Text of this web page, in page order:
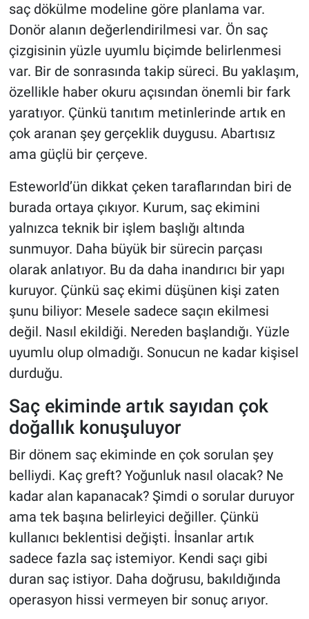
saç dökülme modeline göre planlama var.
Donör alanın değerlendirilmesi var. Ön saç
çizgisinin yüzle uyumlu biçimde belirlenmesi
var. Bir de sonrasında takip süreci. Bu yaklaşım,
özellikle haber okuru açısından önemli bir fark
yaratıyor. Çünkü tanıtım metinlerinde artık en
çok aranan şey gerçeklik duygusu. Abartısız
ama güçlü bir çerçeve.
Esteworld’ün dikkat çeken taraflarından biri de
burada ortaya çıkıyor. Kurum, saç ekimini
yalnızca teknik bir işlem başlığı altında
sunmuyor. Daha büyük bir sürecin parçası
olarak anlatıyor. Bu da daha inandırıcı bir yapı
kuruyor. Çünkü saç ekimi düşünen kişi zaten
şunu biliyor: Mesele sadece saçın ekilmesi
değil. Nasıl ekildiği. Nereden başlandığı. Yüzle
uyumlu olup olmadığı. Sonucun ne kadar kişisel
durduğu.
Saç ekiminde artık sayıdan çok
doğallık konuşuluyor
Bir dönem saç ekiminde en çok sorulan şey
belliydi. Kaç greft? Yoğunluk nasıl olacak? Ne
kadar alan kapanacak? Şimdi o sorular duruyor
ama tek başına belirleyici değiller. Çünkü
kullanıcı beklentisi değişti. İnsanlar artık
sadece fazla saç istemiyor. Kendi saçı gibi
duran saç istiyor. Daha doğrusu, bakıldığında
operasyon hissi vermeyen bir sonuç arıyor.